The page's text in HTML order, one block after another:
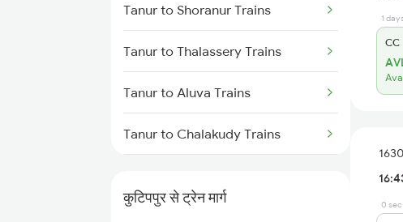
Mumbai to Goa Trains
Chennai to Coimbatore Trains
Tanur to Shoranur Trains
Tanur to Thalassery Trains
Tanur to Aluva Trains
Tanur to Chalakudy Trains
कुटिपपुर से ट्रेन मार्ग
1
CC
0